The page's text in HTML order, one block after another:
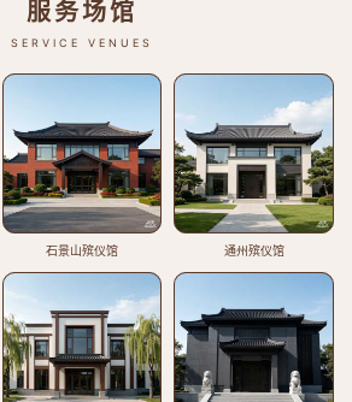
服务场馆
SERVICE VENUES
石景山殡仪馆 通州殡仪馆